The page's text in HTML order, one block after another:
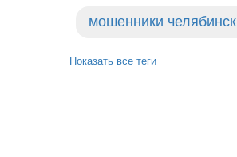
мошенники челябинск
Показать все теги